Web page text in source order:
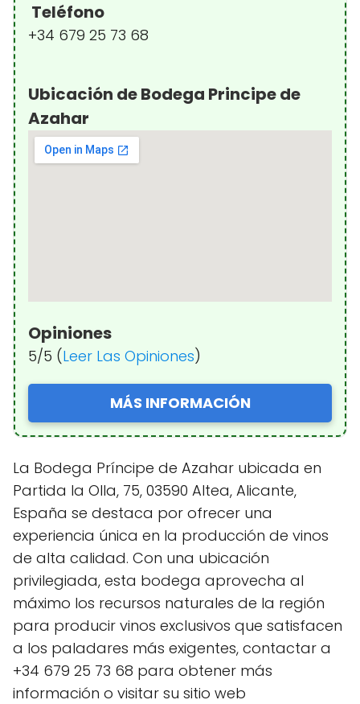
Teléfono
+34 679 25 73 68
Ubicación de Bodega Principe de
Azahar
Opiniones
5/5 (Leer Las Opiniones)
MÁS INFORMACIÓN
La Bodega Príncipe de Azahar ubicada en
Partida la Olla, 75, 03590 Altea, Alicante,
España se destaca por ofrecer una
experiencia única en la producción de vinos
de alta calidad. Con una ubicación
privilegiada, esta bodega aprovecha al
máximo los recursos naturales de la región
para producir vinos exclusivos que satisfacen
a los paladares más exigentes, contactar a
+34 679 25 73 68 para obtener más
información o visitar su sitio web